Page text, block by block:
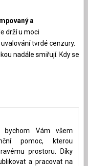
a
drží u moci
tvrdé cenzury.
nadále smiřují. Kdy se
bychom Vám všem
pomoc, kterou
prostoru. Díky
a pracovat na